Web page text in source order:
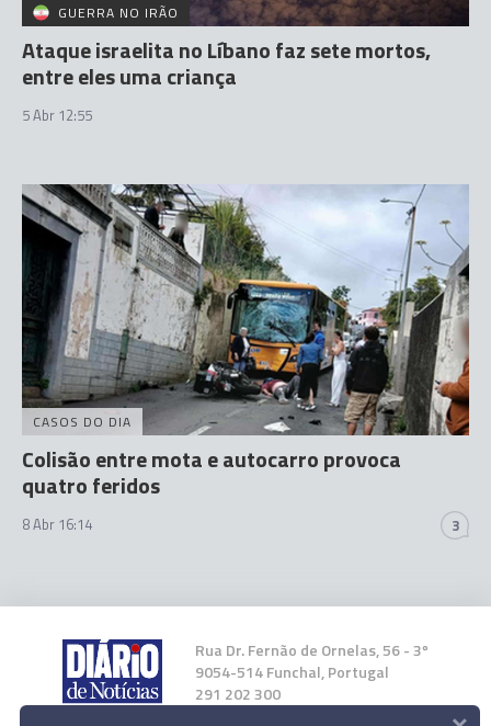
GUERRA NO IRÃO
Ataque israelita no Líbano faz sete mortos,
entre eles uma criança
5 Abr 12:55
CASOS DO DIA
Colisão entre mota e autocarro provoca
quatro feridos
8 Abr 16:14 3
Rua Dr. Fernão de Ornelas, 56 - 3º
9054-514 Funchal, Portugal
291 202 300